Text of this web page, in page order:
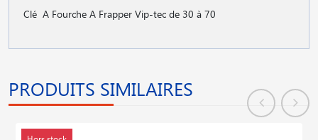
Clé A Fourche A Frapper Vip-tec de 30 à 70
PRODUITS SIMILAIRES